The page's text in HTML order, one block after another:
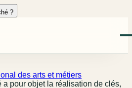
?
des arts et métiers
a pour objet la réalisation de clés,